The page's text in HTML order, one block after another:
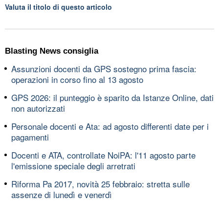
Valuta il titolo di questo articolo
Blasting News consiglia
Assunzioni docenti da GPS sostegno prima fascia:
operazioni in corso fino al 13 agosto
GPS 2026: il punteggio è sparito da Istanze Online, dati
non autorizzati
Personale docenti e Ata: ad agosto differenti date per i
pagamenti
Docenti e ATA, controllate NoiPA: l'11 agosto parte
l'emissione speciale degli arretrati
Riforma Pa 2017, novità 25 febbraio: stretta sulle
assenze di lunedì e venerdì